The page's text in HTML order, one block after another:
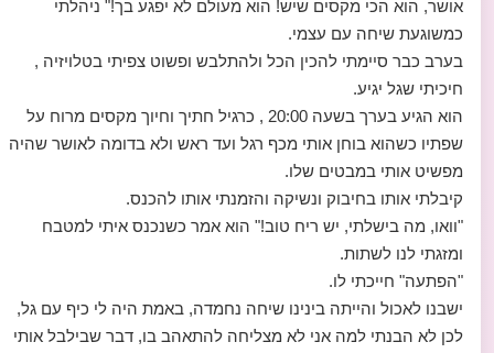
אושר, הוא הכי מקסים שיש! הוא מעולם לא יפגע בך!" ניהלתי
כמשוגעת שיחה עם עצמי.
בערב כבר סיימתי להכין הכל ולהתלבש ופשוט צפיתי בטלויזיה ,
חיכיתי שגל יגיע.
הוא הגיע בערך בשעה 20:00 , כרגיל חתיך וחיוך מקסים מרוח על
שפתיו כשהוא בוחן אותי מכף רגל ועד ראש ולא בדומה לאושר שהיה
מפשיט אותי במבטים שלו.
קיבלתי אותו בחיבוק ונשיקה והזמנתי אותו להכנס.
"וואו, מה בישלתי, יש ריח טוב!" הוא אמר כשנכנס איתי למטבח
ומזגתי לנו לשתות.
"הפתעה" חייכתי לו.
ישבנו לאכול והייתה בינינו שיחה נחמדה, באמת היה לי כיף עם גל,
לכן לא הבנתי למה אני לא מצליחה להתאהב בו, דבר שבילבל אותי